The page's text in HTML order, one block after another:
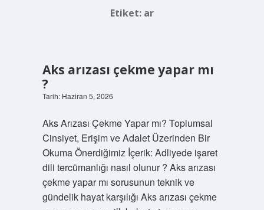
Etiket: ar
Aks arızası çekme yapar mı
?
Tarih: Haziran 5, 2026
Aks Arızası Çekme Yapar mı? Toplumsal
Cinsiyet, Erişim ve Adalet Üzerinden Bir
Okuma Önerdiğimiz İçerik: Adliyede işaret
dili tercümanlığı nasıl olunur ? Aks arızası
çekme yapar mı sorusunun teknik ve
gündelik hayat karşılığı Aks arızası çekme